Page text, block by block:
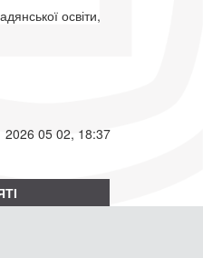
освіти,
2026 05 02, 18:37